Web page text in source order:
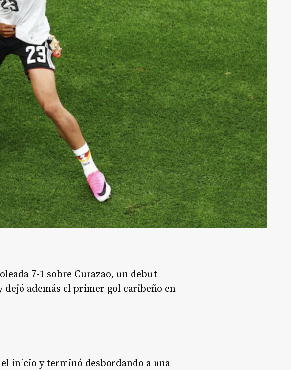
7-1 sobre Curazao, un debut
además el primer gol caribeño en
inicio y terminó desbordando a una